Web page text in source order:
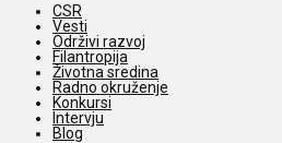
CSR
Vesti
Održivi razvoj
Filantropija
Životna sredina
Radno okruženje
Konkursi
Intervju
Blog